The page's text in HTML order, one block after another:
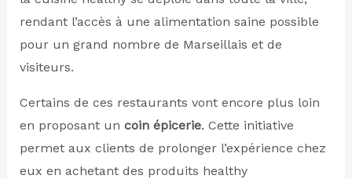
rendant l’accès à une alimentation saine possible
pour un grand nombre de Marseillais et de
visiteurs.
Certains de ces restaurants vont encore plus loin
en proposant un coin épicerie. Cette initiative
permet aux clients de prolonger l’expérience chez
eux en achetant des produits healthy